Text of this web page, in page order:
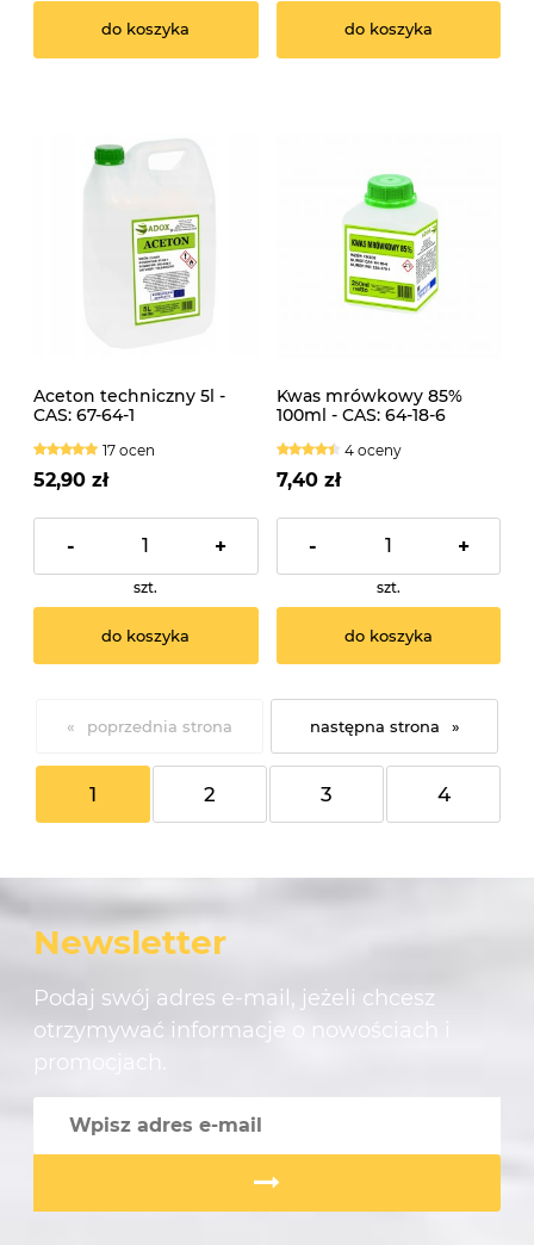
do koszyka do koszyka
Aceton techniczny 5l -
CAS: 67-64-1
17 ocen
52,90 zł
- +
szt.
do koszyka
Kwas mrówkowy 85%
100ml - CAS: 64-18-6
4 oceny
7,40 zł
- +
szt.
do koszyka
«
1 2 3 4
»
Newsletter
Podaj swój adres e-mail, jeżeli chcesz
otrzymywać informacje o nowościach i
promocjach.